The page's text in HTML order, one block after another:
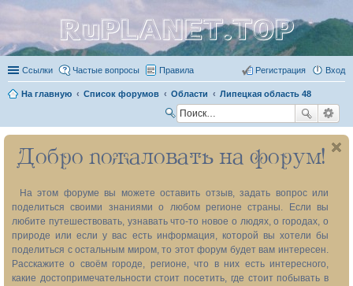
RuPLANET.TOP
Ссылки Частые вопросы Правила Вход
Регистрация
На главную Список форумов Области Липецкая область 48
ск
Добро пожаловать на форум!
На этом форуме вы можете оставить отзыв, задать вопрос или
поделиться своими знаниями о любом регионе страны. Если вы
любите путешествовать, узнавать что-то новое о людях, о городах, о
природе или если у вас есть информация, которой вы хотели бы
поделиться с остальным миром, то этот форум будет вам интересен.
Расскажите о своём городе, регионе, что в них есть интересного,
какие достопримечательности стоит посетить, где стоит побывать в